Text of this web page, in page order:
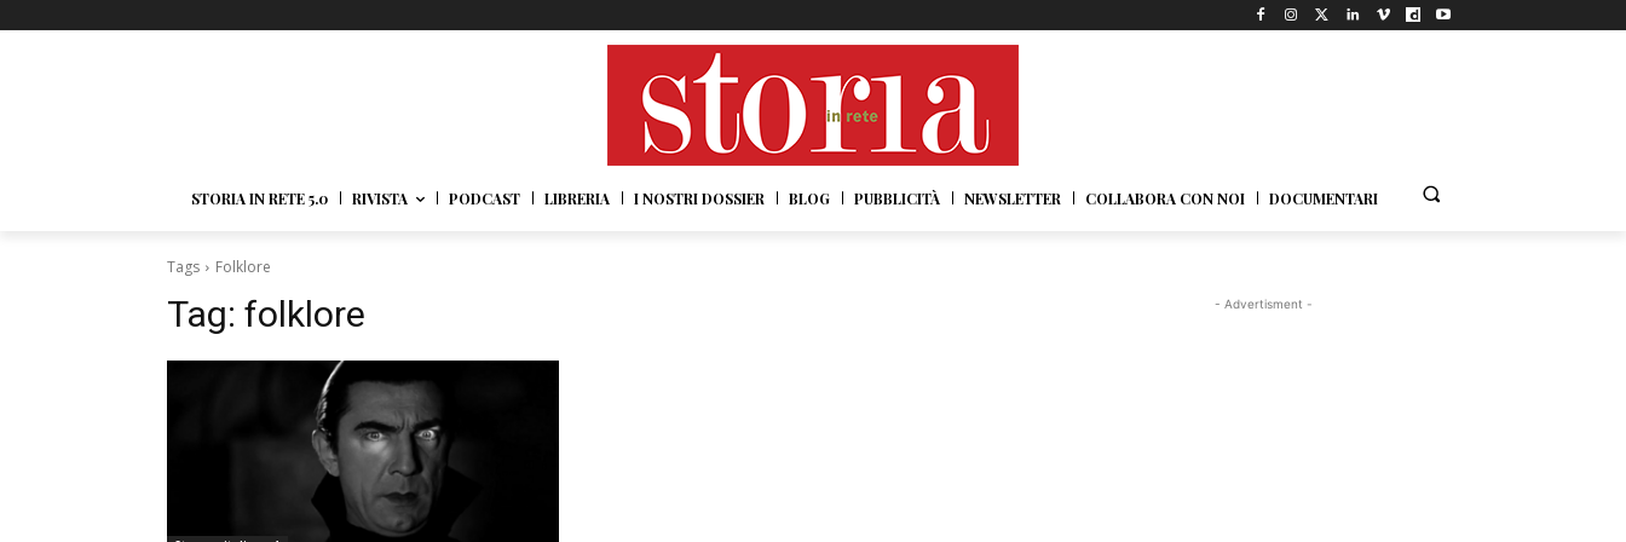
STORIA IN RETE 5.0 RIVISTA PODCAST LIBRERIA I NOSTRI DOSSIER BLOG PUBBLICITÀ NEWSLETTER COLLABORA CON NOI DOCUMENTARI
Tags Folklore
Tag: folklore - Advertisment -